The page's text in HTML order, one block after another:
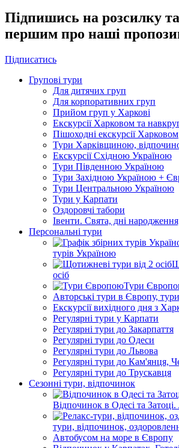
Підпишись на розсилку
першим про наші
Підписатись
Групові тури
Для дитячих груп
Для корпоративних груп
Прийом груп у Харкові
Екскурсії Харковом та
Пішоходні екскурсії Харковом
Тури Харківщиною,
Екскурсії Східною Україною
Тури Південною Україною
Тури Західною Україною +
Тури Центральною Україною
Тури у Карпати
Оздоровчі табори
Івенти. Свята, дні
Персональні тури
турів Україною
осіб
Тури
Авторські тури в Європу,
Екскурсії вихідного дня з
Регулярні тури у Карпати
Регулярні тури до Закарпаття
Регулярні тури до Одеси
Регулярні тури до Львова
Регулярні тури до Кам'янця,
Регулярні тури до Трускавця
Сезонні тури, відпочинок
Відпочинок в Одесі та Затоці.
тури, відпочинок,
Автобусом на море в Європу